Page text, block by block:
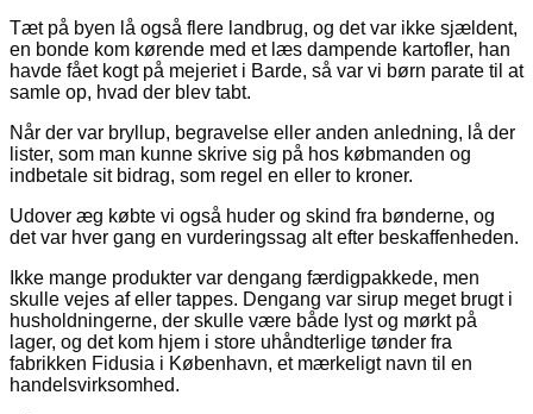
Tæt på byen lå også flere landbrug, og det var ikke sjældent,
en bonde kom kørende med et læs dampende kartofler, han
havde fået kogt på mejeriet i Barde, så var vi børn parate til at
samle op, hvad der blev tabt.
Når der var bryllup, begravelse eller anden anledning, lå der
lister, som man kunne skrive sig på hos købmanden og
indbetale sit bidrag, som regel en eller to kroner.
Udover æg købte vi også huder og skind fra bønderne, og
det var hver gang en vurderingssag alt efter beskaffenheden.
Ikke mange produkter var dengang færdigpakkede, men
skulle vejes af eller tappes. Dengang var sirup meget brugt i
husholdningerne, der skulle være både lyst og mørkt på
lager, og det kom hjem i store uhåndterlige tønder fra
fabrikken Fidusia i København, et mærkeligt navn til en
handelsvirksomhed.